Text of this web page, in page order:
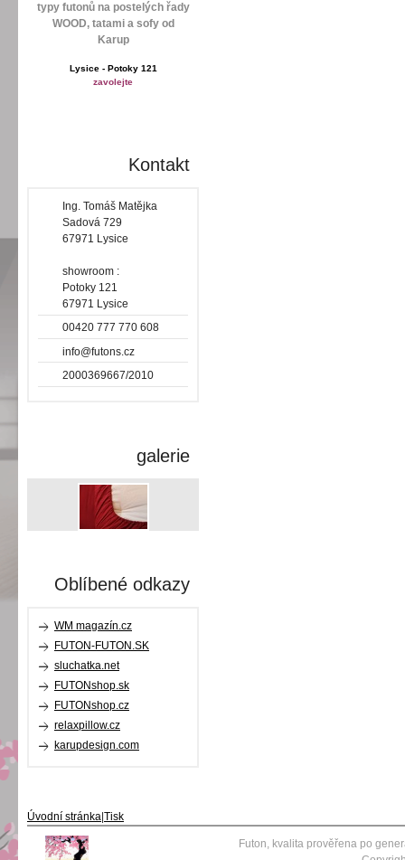
typy futonů na postelých řady
WOOD, tatami a sofy od
Karup
Lysice - Potoky 121
zavolejte
Kontakt
Ing. Tomáš Matějka
Sadová 729
67971 Lysice
showroom :
Potoky 121
67971 Lysice
00420 777 770 608
info@futons.cz
2000369667/2010
galerie
Oblíbené odkazy
WM magazín.cz
FUTON-FUTON.SK
sluchatka.net
FUTONshop.sk
FUTONshop.cz
relaxpillow.cz
karupdesign.com
Úvodní stránka|Tisk
Futon, kvalita prověřena po